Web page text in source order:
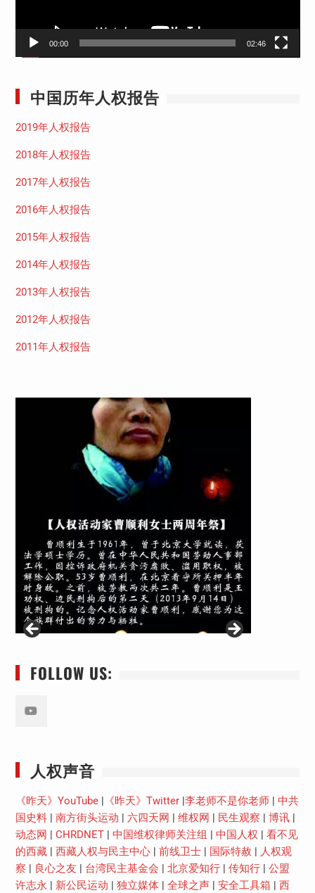
00:00 02:46
中国历年人权报告
2019年人权报告
2018年人权报告
2017年人权报告
2016年人权报告
2015年人权报告
2014年人权报告
2013年人权报告
2012年人权报告
2011年人权报告
FOLLOW US:
人权声音
《昨天》YouTube| 《昨天》Twitter| 李老师不是你老师| 中共
国史料| 南方街头运动 六四天网 维权网 民生观察 博讯|
动态网
CHRDNET| 中国维权律师关注组 中国人权
看不见
的西藏| 西藏人权与民主中心| 前线卫士| 国际特赦
人权观
察
良心之友 台湾民主基金会 北京爱知行| 传知行| 公盟
许志永
新公民运动 独立媒体| 全球之声| 安全工具箱
西